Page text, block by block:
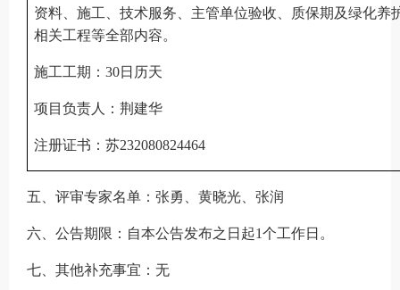
资料、施工、技术服务、主管单位验收、质保期及绿化养
相关工程等全部内容。
施工工期：30日历天
项目负责人：荆建华
注册证书：苏232080824464
五、 评审专家名单： 张勇、黄晓光、张润
六、公告期限： 自本公告发布之日起1个工作日。
七、其他补充事宜： 无